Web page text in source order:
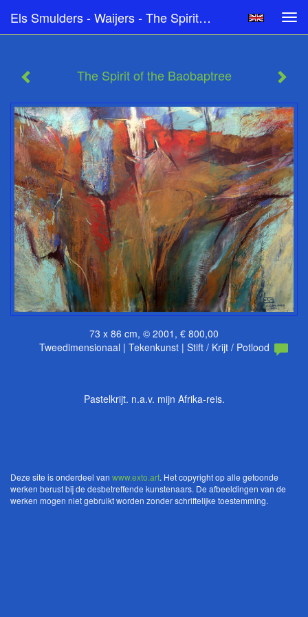
Els Smulders - Waijers - The Spirit Of The Baobaptree
The Spirit of the Baobaptree
73 x 86 cm, © 2001, € 800,00
Tweedimensionaal | Tekenkunst | Stift / Krijt / Potlood
Pastelkrijt. n.a.v. mijn Afrika-reis.
Deze site is onderdeel van www.exto.art. Het copyright op alle getoonde
werken berust bij de desbetreffende kunstenaars. De afbeeldingen van de
werken mogen niet gebruikt worden zonder schriftelijke toestemming.